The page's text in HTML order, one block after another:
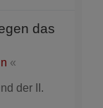
das
«
der II.